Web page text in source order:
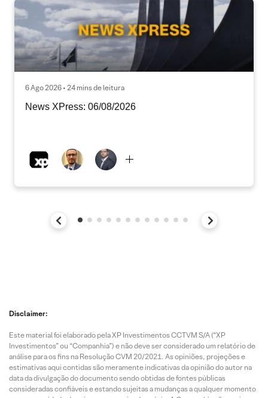
6 Ago 2026 • 24 mins de leitura
News XPress: 06/08/2026
Disclaimer:
Este material foi elaborado pela XP Investimentos CCTVM S/A (“XP
Investimentos” ou “Companhia”) e não deve ser considerado um relatório de
análise para os fins na Resolução CVM 20/2021. As opiniões, projeções e
estimativas aqui contidas são meramente indicativas da opinião do autor na
data da divulgação do documento sendo obtidas de fontes públicas
consideradas confiáveis e estando sujeitas a mudanças a qualquer momento